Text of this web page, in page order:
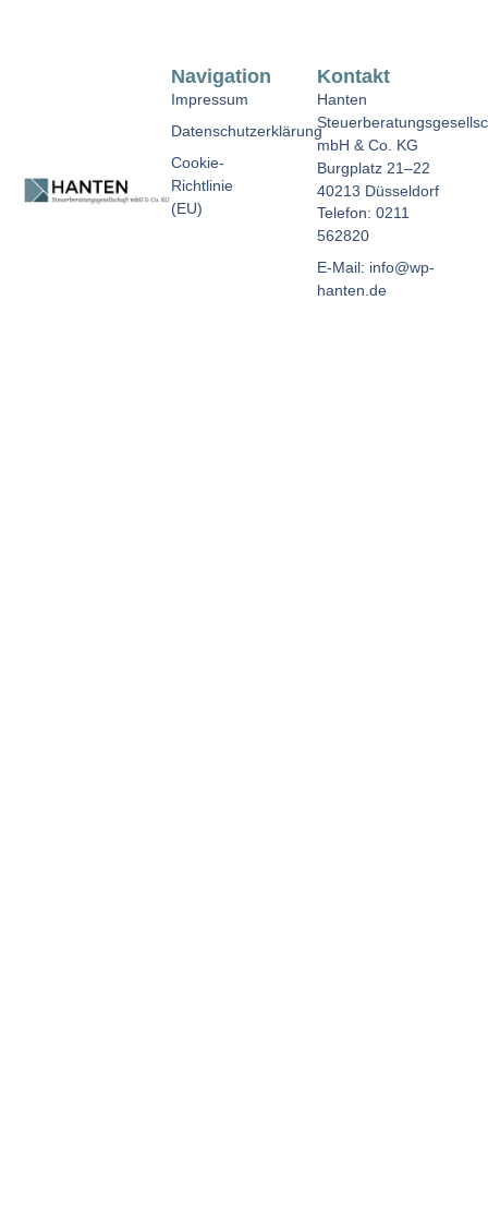
Navigation
Impressum
Datenschutzerklärung
Cookie-
Richtlinie
(EU)
Kontakt
Hanten
mbH & Co. KG
Burgplatz 21–22
40213 Düsseldorf
Telefon: 0211
562820
E-Mail: info@wp-
hanten.de